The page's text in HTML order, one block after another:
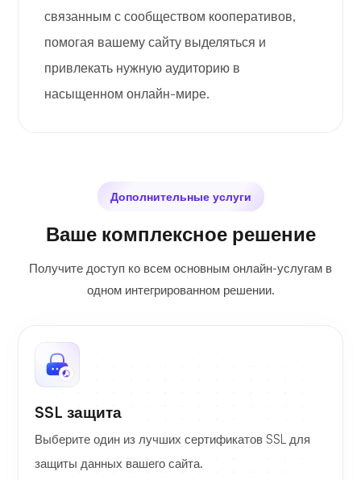
связанным с сообществом кооперативов,
помогая вашему сайту выделяться и
привлекать нужную аудиторию в
насыщенном онлайн-мире.
Дополнительные услуги
Ваше комплексное решение
Получите доступ ко всем основным онлайн-услугам в
одном интегрированном решении.
SSL защита
Выберите один из лучших сертификатов SSL для
защиты данных вашего сайта.